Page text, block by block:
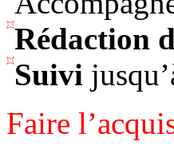
Rédaction
Suivi
Faire